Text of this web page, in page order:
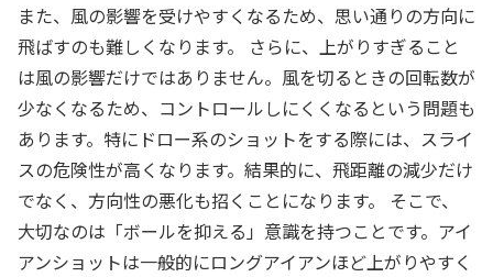
また、風の影響を受けやすくなるため、思い通りの方向に
飛ばすのも難しくなります。 さらに、上がりすぎること
は風の影響だけではありません。風を切るときの回転数が
少なくなるため、コントロールしにくくなるという問題も
あります。特にドロー系のショットをする際には、スライ
スの危険性が高くなります。結果的に、飛距離の減少だけ
でなく、方向性の悪化も招くことになります。 そこで、
大切なのは「ボールを抑える」意識を持つことです。アイ
アンショットは一般的にロングアイアンほど上がりやすく